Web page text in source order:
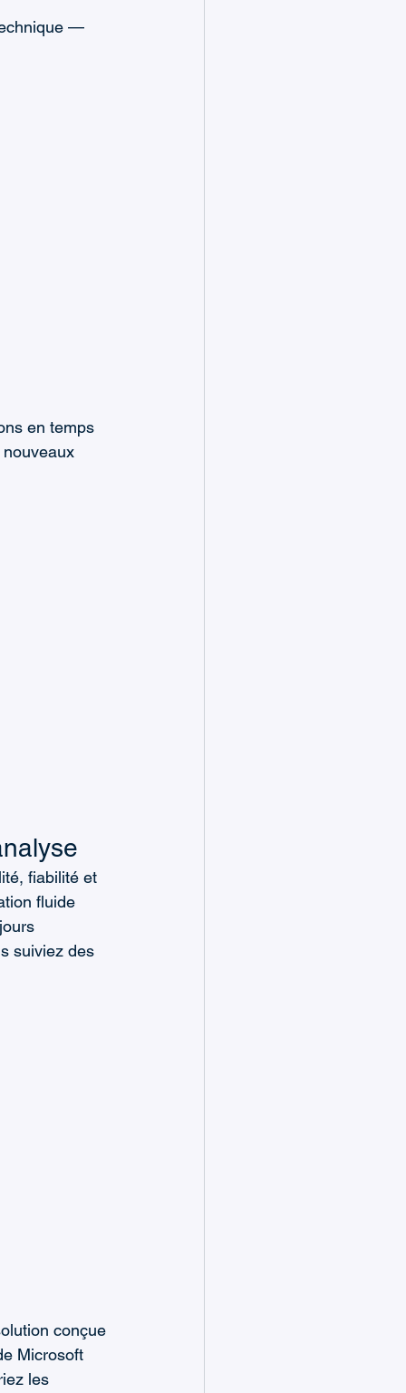
—
en temps
fiabilité et
fluide
suiviez des
conçue
Microsoft
les